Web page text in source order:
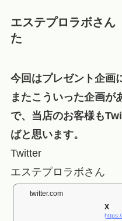
エステプロラボさ
た
今回はプレゼント企画
またこういった企画が
で、当店のお客様も
ばと思います。
Twitter
エステプロラボさん
twitter.com
X